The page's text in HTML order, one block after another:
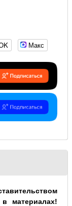
Макс
материалах!